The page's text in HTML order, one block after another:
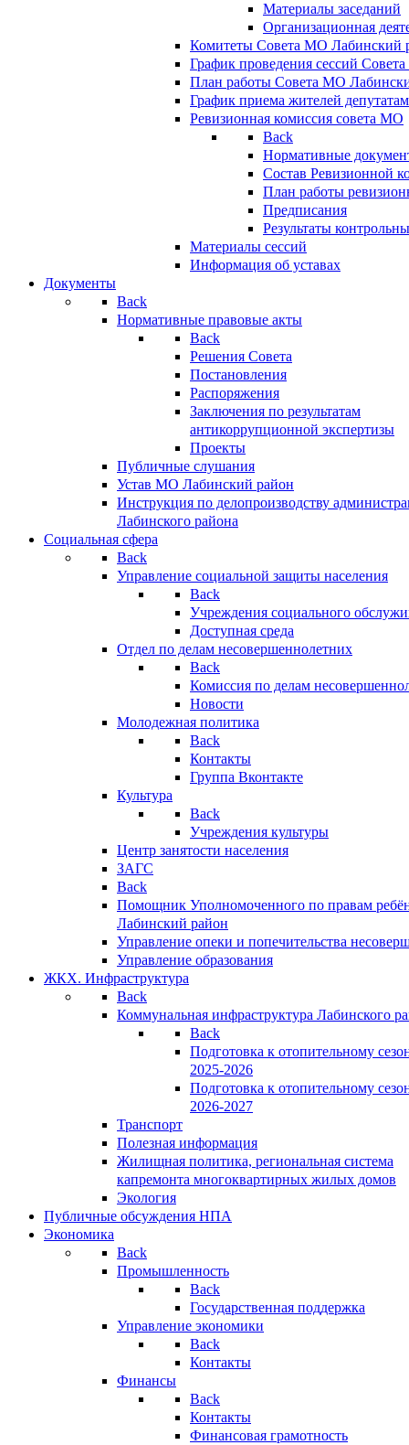
Материалы заседаний
Организационная
Комитеты Совета МО Лабинский
График проведения сессий
План работы Совета МО
График приема жителей
Ревизионная комиссия совета МО
Back
Нормативные
Состав Ревизионной
План работы
Предписания
Результаты
Материалы сессий
Информация об уставах
Документы
Back
Нормативные правовые акты
Back
Решения Совета
Постановления
Распоряжения
Заключения по результатам
антикоррупционной экспертизы
Проекты
Публичные слушания
Устав МО Лабинский район
Инструкция по делопроизводству
Лабинского района
Социальная сфера
Back
Управление социальной защиты населения
Back
Учреждения социального
Доступная среда
Отдел по делам несовершеннолетних
Back
Комиссия по делам
Новости
Молодежная политика
Back
Контакты
Группа Вконтакте
Культура
Back
Учреждения культуры
Центр занятости населения
ЗАГС
Back
Помощник Уполномоченного по правам
Лабинский район
Управление опеки и попечительства
Управление образования
ЖКХ. Инфраструктура
Back
Коммунальная инфраструктура Лабинского
Back
Подготовка к отопительному
2025-2026
Подготовка к отопительному
2026-2027
Транспорт
Полезная информация
Жилищная политика, региональная система
капремонта многоквартирных жилых домов
Экология
Публичные обсуждения НПА
Экономика
Back
Промышленность
Back
Государственная поддержка
Управление экономики
Back
Контакты
Финансы
Back
Контакты
Финансовая грамотность